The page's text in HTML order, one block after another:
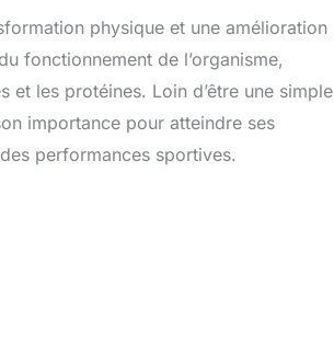
physique et une amélioration
fonctionnement de l’organisme,
les protéines. Loin d’être une simple
importance pour atteindre ses
performances sportives.